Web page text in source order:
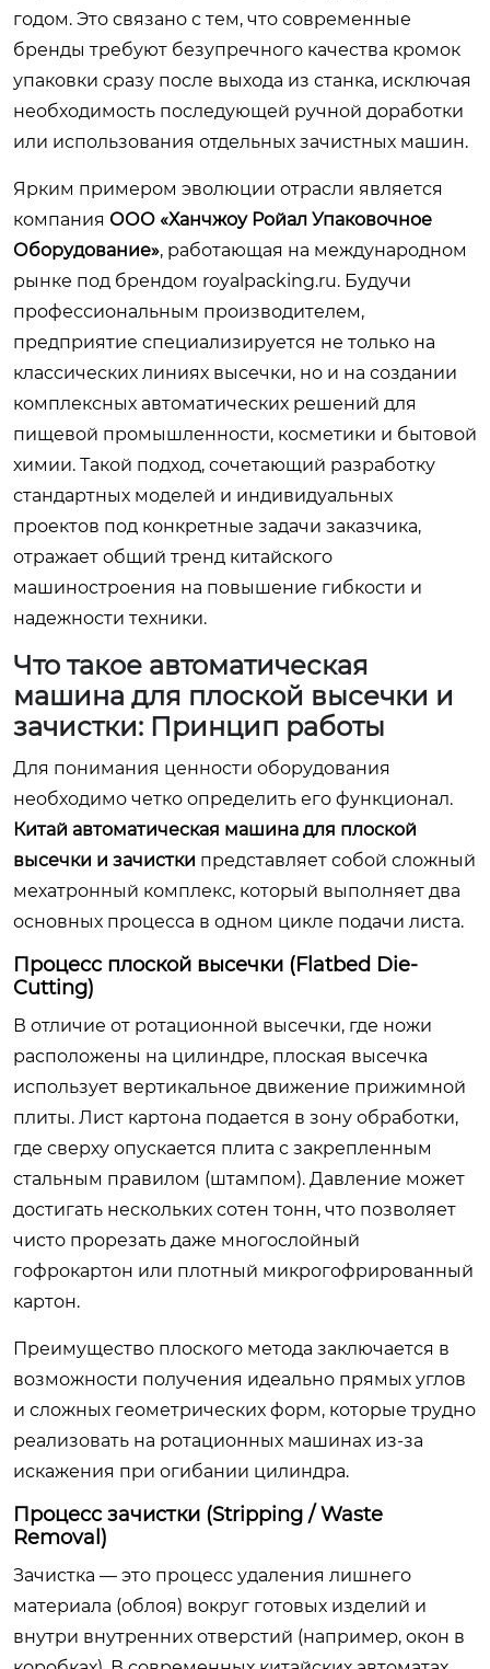
годом. Это связано с тем, что современные
бренды требуют безупречного качества кромок
упаковки сразу после выхода из станка, исключая
необходимость последующей ручной доработки
или использования отдельных зачистных машин.
Ярким примером эволюции отрасли является
компания ООО «Ханчжоу Ройал Упаковочное
Оборудование», работающая на международном
рынке под брендом royalpacking.ru. Будучи
профессиональным производителем,
предприятие специализируется не только на
классических линиях высечки, но и на создании
комплексных автоматических решений для
пищевой промышленности, косметики и бытовой
химии. Такой подход, сочетающий разработку
стандартных моделей и индивидуальных
проектов под конкретные задачи заказчика,
отражает общий тренд китайского
машиностроения на повышение гибкости и
надежности техники.
Что такое автоматическая
машина для плоской высечки и
зачистки: Принцип работы
Для понимания ценности оборудования
необходимо четко определить его функционал.
Китай автоматическая машина для плоской
высечки и зачистки представляет собой сложный
мехатронный комплекс, который выполняет два
основных процесса в одном цикле подачи листа.
Процесс плоской высечки (Flatbed Die-
Cutting)
В отличие от ротационной высечки, где ножи
расположены на цилиндре, плоская высечка
использует вертикальное движение прижимной
плиты. Лист картона подается в зону обработки,
где сверху опускается плита с закрепленным
стальным правилом (штампом). Давление может
достигать нескольких сотен тонн, что позволяет
чисто прорезать даже многослойный
гофрокартон или плотный микрогофрированный
картон.
Преимущество плоского метода заключается в
возможности получения идеально прямых углов
и сложных геометрических форм, которые трудно
реализовать на ротационных машинах из-за
искажения при огибании цилиндра.
Процесс зачистки (Stripping / Waste
Removal)
Зачистка — это процесс удаления лишнего
материала (облоя) вокруг готовых изделий и
внутри внутренних отверстий (например, окон в